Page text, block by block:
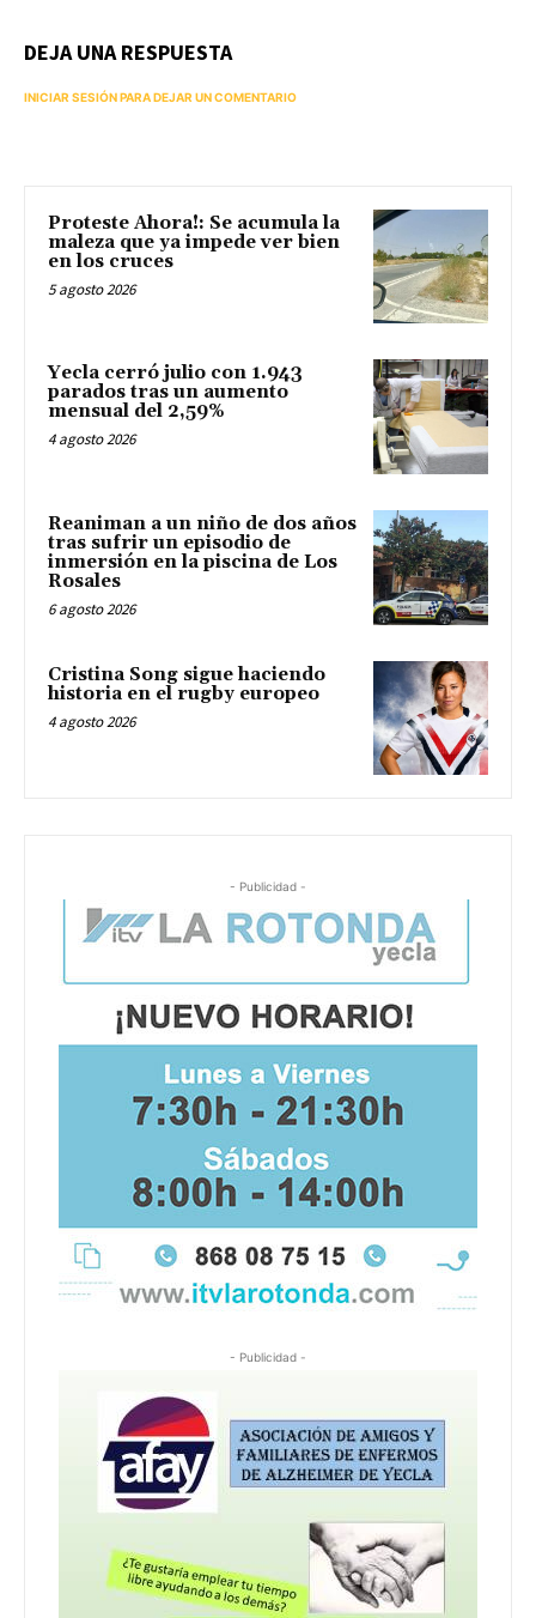
DEJA UNA RESPUESTA
INICIAR SESIÓN PARA DEJAR UN COMENTARIO
Proteste Ahora!: Se acumula la
maleza que ya impede ver bien
en los cruces
5 agosto 2026
Yecla cerró julio con 1.943
parados tras un aumento
mensual del 2,59%
4 agosto 2026
Reaniman a un niño de dos años
tras sufrir un episodio de
inmersión en la piscina de Los
Rosales
6 agosto 2026
Cristina Song sigue haciendo
historia en el rugby europeo
4 agosto 2026
- Publicidad -
- Publicidad -